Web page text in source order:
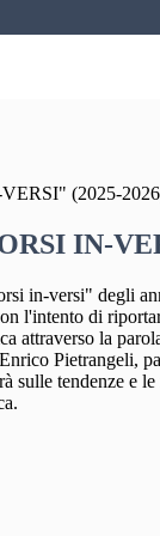
(2025-
IN-
in-versi" degli
l'intento di
attraverso la
Pietrangeli,
sulle tendenze e